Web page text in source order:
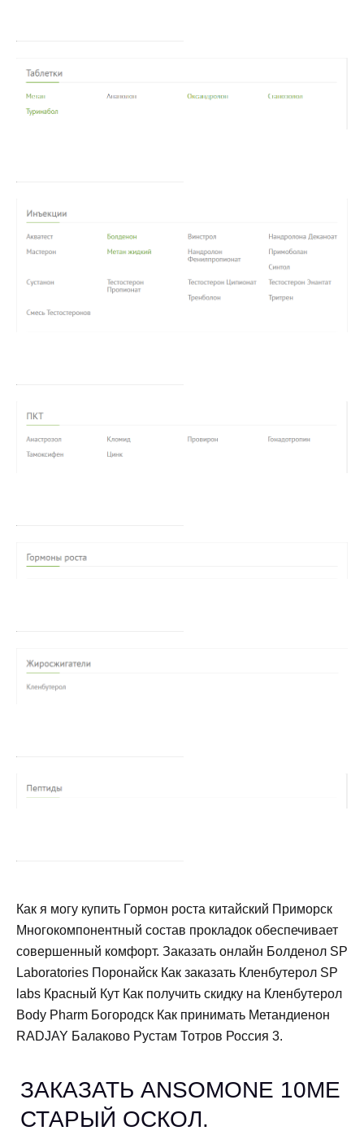
Как я могу купить Гормон роста китайский Приморск
Многокомпонентный состав прокладок обеспечивает
совершенный комфорт. Заказать онлайн Болденол SP
Laboratories Поронайск Как заказать Кленбутерол SP
labs Красный Кут Как получить скидку на Кленбутерол
Body Pharm Богородск Как принимать Метандиенон
RADJAY Балаково Рустам Тотров Россия 3.
ЗАКАЗАТЬ ANSOMONE 10ME
СТАРЫЙ ОСКОЛ.